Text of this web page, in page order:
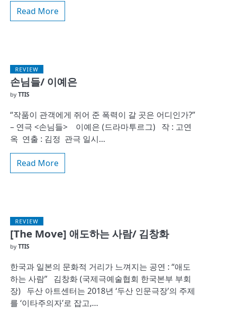
Read More
REVIEW
손님들/ 이예은
by TTIS
“작품이 관객에게 쥐어 준 폭력이 갈 곳은 어디인가?”
– 연극 <손님들> 이예은 (드라마투르그) 작 : 고연
옥 연출 : 김정 관극 일시…
Read More
REVIEW
[The Move] 애도하는 사람/ 김창화
by TTIS
한국과 일본의 문화적 거리가 느껴지는 공연 : “애도
하는 사람” 김창화 (국제극예술협회 한국본부 부회
장) 두산 아트센터는 2018년 ‘두산 인문극장’의 주제
를 ‘이타주의자’로 잡고,…